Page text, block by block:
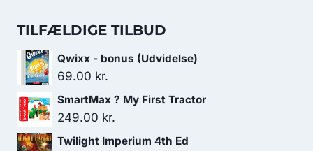
pris
119.00 kr..
pris
99.00 kr..
TILFÆLDIGE TILBUD
Qwixx - bonus (Udvidelse)
69.00 kr.
SmartMax ? My First Tractor
249.00 kr.
Twilight Imperium 4th Ed